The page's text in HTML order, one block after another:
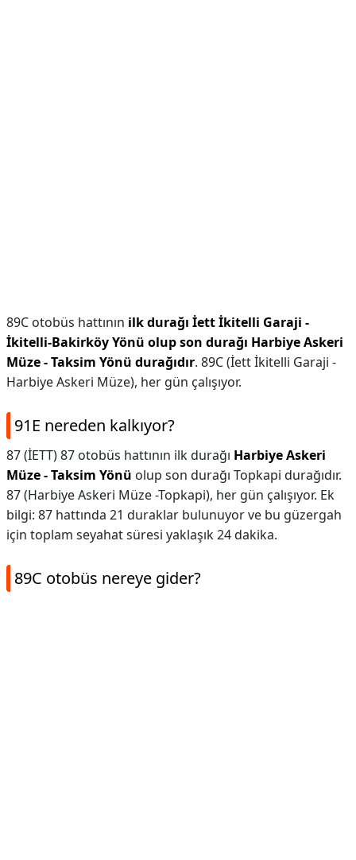
89C otobüs hattının ilk durağı İett İkitelli Garaji -
İkitelli-Bakirköy Yönü olup son durağı Harbiye Askeri
Müze - Taksim Yönü durağıdır. 89C (İett İkitelli Garaji -
Harbiye Askeri Müze), her gün çalışıyor.
91E nereden kalkıyor?
87 (İETT) 87 otobüs hattının ilk durağı Harbiye Askeri
Müze - Taksim Yönü olup son durağı Topkapi durağıdır.
87 (Harbiye Askeri Müze -Topkapi), her gün çalışıyor. Ek
bilgi: 87 hattında 21 duraklar bulunuyor ve bu güzergah
için toplam seyahat süresi yaklaşık 24 dakika.
89C otobüs nereye gider?